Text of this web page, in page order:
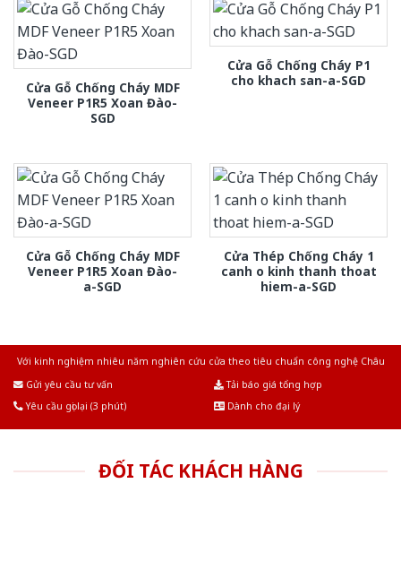
Cửa Gỗ Chống Cháy MDF
Veneer P1R5 Xoan Đào-
SGD
Cửa Gỗ Chống Cháy P1
cho khach san-a-SGD
Cửa Gỗ Chống Cháy MDF
Veneer P1R5 Xoan Đào-
a-SGD
Cửa Thép Chống Cháy 1
canh o kinh thanh thoat
hiem-a-SGD
Với kinh nghiệm nhiêu năm nghiên cứu cửa theo tiêu chuẩn công nghệ Châu
Gửi yêu cầu tư vấn
Tải báo giá tổng hợp
Yêu cầu gọi lại (3 phút)
Dành cho đại lý
ĐỐI TÁC KHÁCH HÀNG